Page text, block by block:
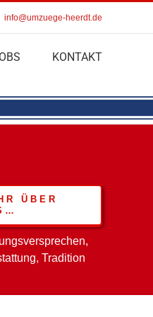
info@umzuege-heerdt.de
KONTAKT
ÜBER
Tradition